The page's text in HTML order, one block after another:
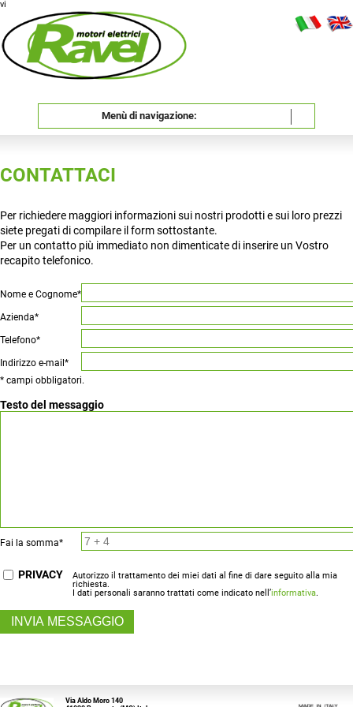
vi
Menù di navigazione:
CONTATTACI
Per richiedere maggiori informazioni sui nostri prodotti e sui loro prezzi
siete pregati di compilare il form sottostante.
Per un contatto più immediato non dimenticate di inserire un Vostro
recapito telefonico.
Nome e Cognome*
Azienda*
Telefono*
Indirizzo e-mail*
* campi obbligatori.
Testo del messaggio
Fai la somma*
PRIVACY
Autorizzo il trattamento dei miei dati al fine di dare seguito alla mia
richiesta.
I dati personali saranno trattati come indicato nell’informativa.
Via Aldo Moro 140